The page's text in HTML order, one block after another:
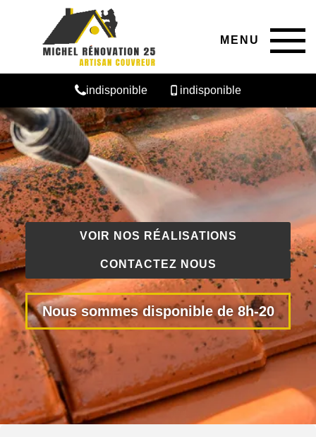
MENU
indisponible indisponible
VOIR NOS RÉALISATIONS
CONTACTEZ NOUS
Nous sommes disponible de 8h-20